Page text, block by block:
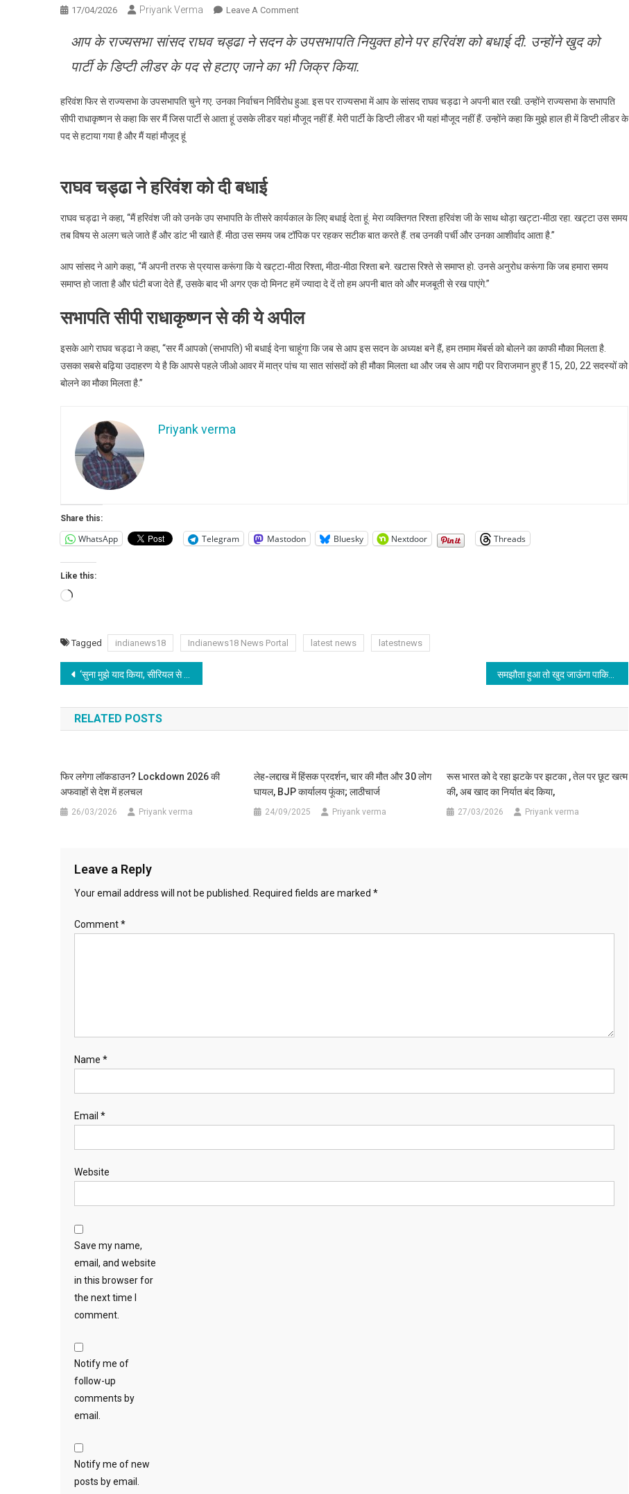
17/04/2026 Priyank Verma Leave A CommentOn
लीडर
पद
से
जाने
के
राघव
चड्ढा
‘मैं
जिस
से…
आप के राज्यसभा सांसद राघव चड्ढा ने सदन के उपसभापति नियुक्त होने पर हरिवंश को बधाई दी. उन्होंने खुद को
पार्टी के डिप्टी लीडर के पद से हटाए जाने का भी जिक्र किया.
हरिवंश फिर से राज्यसभा के उपसभापति चुने गए. उनका निर्वाचन निर्विरोध हुआ. इस पर राज्यसभा में आप के सांसद राघव चड्ढा ने अपनी बात रखी. उन्होंने राज्यसभा के सभापति
सीपी राधाकृष्णन से कहा कि सर मैं जिस पार्टी से आता हूं उसके लीडर यहां मौजूद नहीं हैं. मेरी पार्टी के डिप्टी लीडर भी यहां मौजूद नहीं हैं. उन्होंने कहा कि मुझे हाल ही में डिप्टी लीडर के
पद से हटाया गया है और मैं यहां मौजूद हूं
राघव चड्ढा ने हरिवंश को दी बधाई
राघव चड्ढा ने कहा, “मैं हरिवंश जी को उनके उप सभापति के तीसरे कार्यकाल के लिए बधाई देता हूं. मेरा व्यक्तिगत रिश्ता हरिवंश जी के साथ थोड़ा खट्टा-मीठा रहा. खट्टा उस समय
तब विषय से अलग चले जाते हैं और डांट भी खाते हैं. मीठा उस समय जब टॉपिक पर रहकर सटीक बात करते हैं. तब उनकी पर्ची और उनका आशीर्वाद आता है.”
आप सांसद ने आगे कहा, “मैं अपनी तरफ से प्रयास करूंगा कि ये खट्टा-मीठा रिश्ता, मीठा-मीठा रिश्ता बने. खटास रिश्ते से समाप्त हो. उनसे अनुरोध करूंगा कि जब हमारा समय
समाप्त हो जाता है और घंटी बजा देते हैं, उसके बाद भी अगर एक दो मिनट हमें ज्यादा दे दें तो हम अपनी बात को और मजबूती से रख पाएंगे.”
सभापति सीपी राधाकृष्णन से की ये अपील
इसके आगे राघव चड्ढा ने कहा, “सर मैं आपको (सभापति) भी बधाई देना चाहूंगा कि जब से आप इस सदन के अध्यक्ष बने हैं, हम तमाम मेंबर्स को बोलने का काफी मौका मिलता है.
उसका सबसे बढ़िया उदाहरण ये है कि आपसे पहले जीओ आवर में मात्र पांच या सात सांसदों को ही मौका मिलता था और जब से आप गद्दी पर विराजमान हुए हैं 15, 20, 22 सदस्यों को
बोलने का मौका मिलता है.”
Priyank verma
Share this:
WhatsApp Telegram Mastodon Bluesky Nextdoor Threads
Like this:
Loading…
Tagged indianews18 Indianews18 News Portal latest news latestnews
Post
navigation
‘सुना मुझे याद किया, सीरियल से हटाएं ध्यान’, अखिलेश यादव पर स्मृति ईरानी का ऐसा तीखा कमेंट समझौता हुआ तो खुद जाऊंगा पाकिस्तान, ट्रंप ने किया ऐलान; आसिम मुनीर का फिर किया गुणगान
RELATED POSTS
फिर लगेगा लॉकडाउन? Lockdown 2026 की
अफवाहों से देश में हलचल
26/03/2026 Priyank verma
लेह-लद्दाख में हिंसक प्रदर्शन, चार की मौत और 30 लोग
घायल, BJP कार्यालय फूंका; लाठीचार्ज
24/09/2025 Priyank verma
रूस भारत को दे रहा झटके पर झटका , तेल पर छूट खत्‍म
की, अब खाद का निर्यात बंद किया,
27/03/2026 Priyank verma
Leave a Reply
Your email address will not be published. Required fields are marked *
Comment*
Name *
Email *
Website
Save my name,
email, and website
in this browser for
the next time I
comment.
Notify me of
follow-up
comments by
email.
Notify me of new
posts by email.